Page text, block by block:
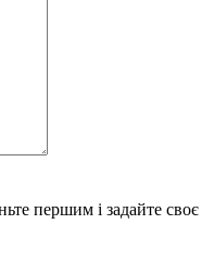
першим і задайте своє